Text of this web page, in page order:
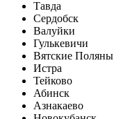
Тавда
Сердобск
Валуйки
Гулькевичи
Вятские Поляны
Истра
Тейково
Абинск
Азнакаево